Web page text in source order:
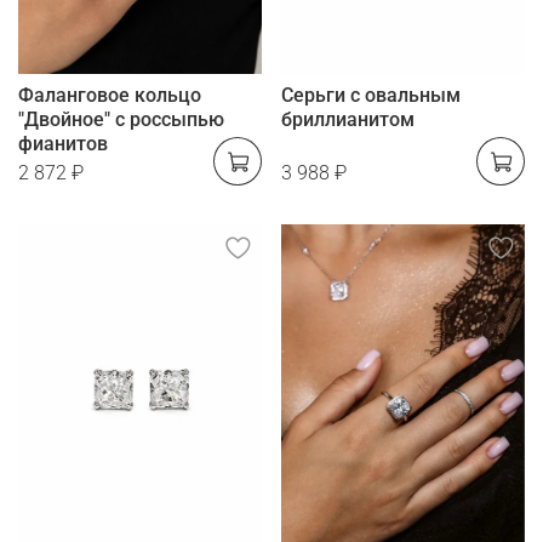
Фаланговое кольцо
"Двойное" с россыпью
фианитов
2 872 ₽
Серьги с овальным
бриллианитом
3 988 ₽